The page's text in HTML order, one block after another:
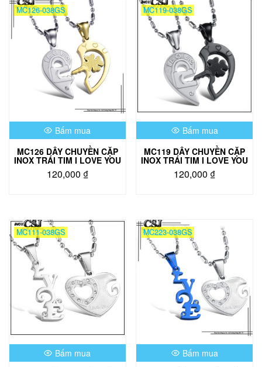
MC126-038GS
Bấm mua
MC126 DÂY CHUYỀN CẶP
INOX TRÁI TIM I LOVE YOU
120,000 ₫
MC119-038GS
Bấm mua
MC119 DÂY CHUYỀN CẶP
INOX TRÁI TIM I LOVE YOU
120,000 ₫
MC111-038GS
Bấm mua
MC223-038GS
Bấm mua